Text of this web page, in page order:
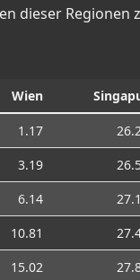
dieser Regionen
Wien
1.17
3.19
6.14
10.81
15.02